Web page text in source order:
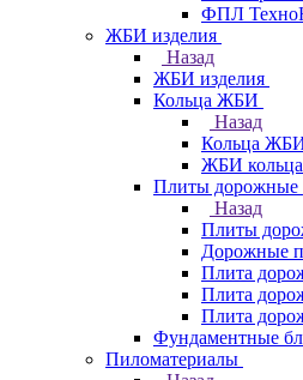
ФПЛ
ЖБИ изделия
Назад
ЖБИ изделия
Кольца ЖБИ
Назад
Кольца
ЖБИ
Плиты дорожные
Назад
Плиты
Дорожные
Плита
Плита
Плита
Фундаментные
Пиломатериалы